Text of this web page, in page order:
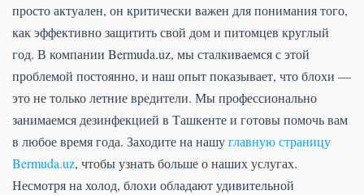
просто актуален, он критически важен для понимания того,
как эффективно защитить свой дом и питомцев круглый
год. В компании Bermuda.uz, мы сталкиваемся с этой
проблемой постоянно, и наш опыт показывает, что блохи —
это не только летние вредители. Мы профессионально
занимаемся дезинфекцией в Ташкенте и готовы помочь вам
в любое время года. Заходите на нашуглавную страницу
Bermuda.uz, чтобы узнать больше о наших услугах.
Несмотря на холод, блохи обладают удивительной